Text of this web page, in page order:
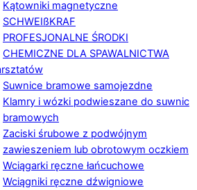
Kątowniki magnetyczne
SCHWEIßKRAF
PROFESJONALNE ŚRODKI
CHEMICZNE DLA SPAWALNICTWA
Suwnice bramowe samojezdne
Klamry i wózki podwieszane do suwnic
bramowych
Zaciski śrubowe z podwójnym
zawieszeniem lub obrotowym oczkiem
Wciągarki ręczne łańcuchowe
Wciągniki ręczne dźwigniowe